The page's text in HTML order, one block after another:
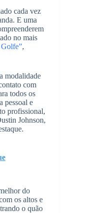
cada vez
E uma
no mais
Golfe”,
modalidade
com
todos os
pessoal e
profissional,
Johnson,
do
os altos e
o quão